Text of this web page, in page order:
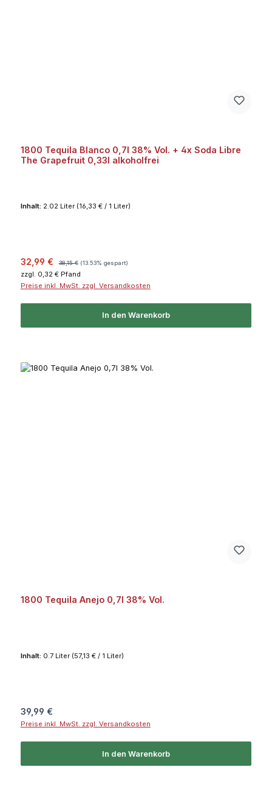
1800 Tequila Blanco 0,7l 38% Vol. + 4x Soda Libre
The Grapefruit 0,33l alkoholfrei
Inhalt: 2.02 Liter (16,33 € / 1 Liter)
Verkaufspreis:
32,99 € 38,15 € (13.53% gespart)
zzgl. 0,32 € Pfand
Preise inkl. MwSt. zzgl. Versandkosten
In den Warenkorb
1800 Tequila Anejo 0,7l 38% Vol.
Inhalt: 0.7 Liter (57,13 € / 1 Liter)
Regulärer Preis:
39,99 €
Preise inkl. MwSt. zzgl. Versandkosten
In den Warenkorb